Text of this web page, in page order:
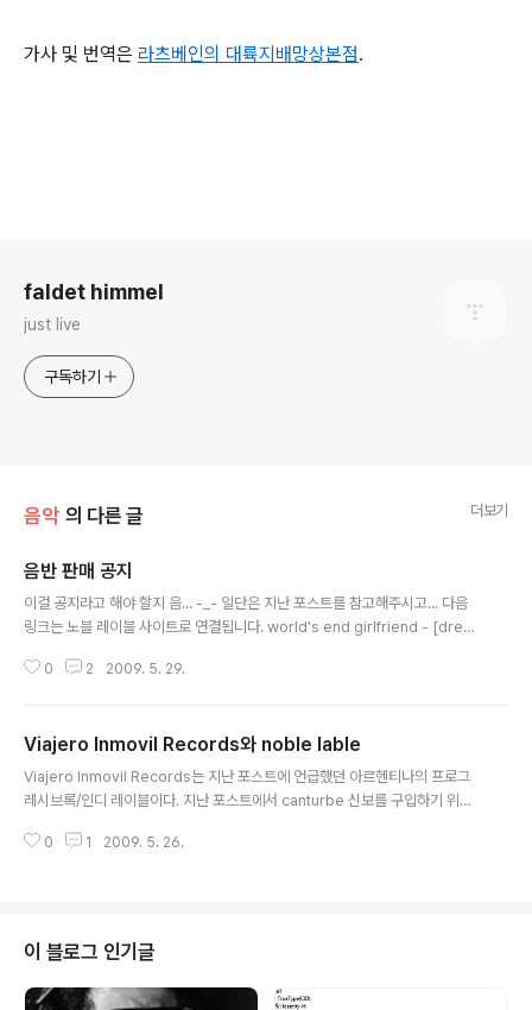
가사 및 번역은 라츠베인의 대륙지배망상본점.
faldet himmel
just live
구독하기
음악 의 다른 글 더보기
음반 판매 공지
이걸 공지라고 해야 할지 음... -_- 일단은 지난 포스트를 참고해주시고... 다음
링크는 노블 레이블 사이트로 연결됩니다. world's end girlfriend - [drea
daisuke - [program music i](2007) / $23 | 관련 포스트 및 수록곡 듣기
사는 것보다는 싸게 팔 생각입니다. 댓글이나 메일로 주문해주세요. 추가: 알라
딘 중고샵에도 올려놓긴 했습니다만, 거기서 사면 수수료가 발생합니다. 추가2:
구입 ..
0 2 2009. 5. 29.
Viajero Inmovil Records와 noble lable
Viajero Inmovil Records는 지난 포스트에 언급했던 아르헨티나의 프로그
레시브록/인디 레이블이다. 지난 포스트에서 canturbe 신보를 구입하기 위해
카탈로그를 보내줬다(유감스럽게도 1집은 재고가 없다고 했는데 몇 달(!) 안에
도 들은 가운데 canturbe 말고 정말 괜찮다 싶은 음반은 1장밖에 없었다. 이제
페이팔을 통해 이 음반들을 각기 10장쯤 주문한 다음에 국내에서 ..
0 1 2009. 5. 26.
이 블로그 인기글